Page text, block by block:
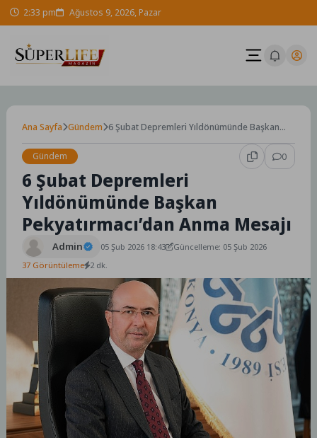
Skip 2:33 pm Ağustos 9, 2026, Pazar
Ana Sayfa Gündem 6 Şubat Depremleri Yıldönümünde Başkan
Gündem
0
6 Şubat Depremleri
Yıldönümünde Başkan
Pekyatırmacı’dan Anma Mesajı
Admin 05 Şub 2026 18:43
Güncelleme: 05 Şub 2026
37 Görüntüleme 2 dk.